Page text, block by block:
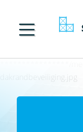
dakrandbeveiliging.jpg